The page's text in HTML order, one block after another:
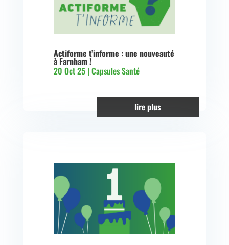
Actiforme t’informe : une nouveauté
à Farnham !
20 Oct 25| Capsules Santé
lire plus